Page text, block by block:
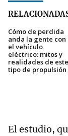
Cómo de perdida
anda la gente con
el vehículo
eléctrico: mitos y
realidades de este
tipo de propulsión
El estudio,